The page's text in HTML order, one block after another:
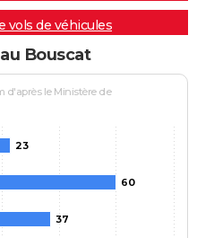
vols de véhicules
Bouscat
d'après le Ministère de
23
60
37